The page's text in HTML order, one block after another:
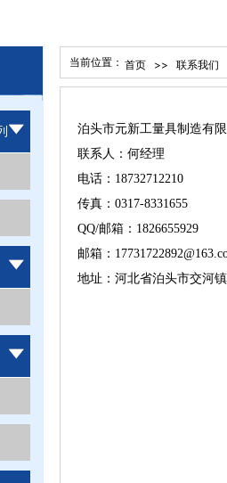
当前位置： 首页 >> 联系我们
泊头市元新工量具制造有
联系人：何经理
电话：18732712210
传真：0317-8331655
QQ/邮箱：1826655929
邮箱：
地址：河北省泊头市交河